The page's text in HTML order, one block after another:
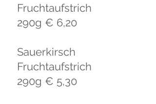
Fruchtaufstrich
290g € 6,20
Sauerkirsch
Fruchtaufstrich
290g € 5,30